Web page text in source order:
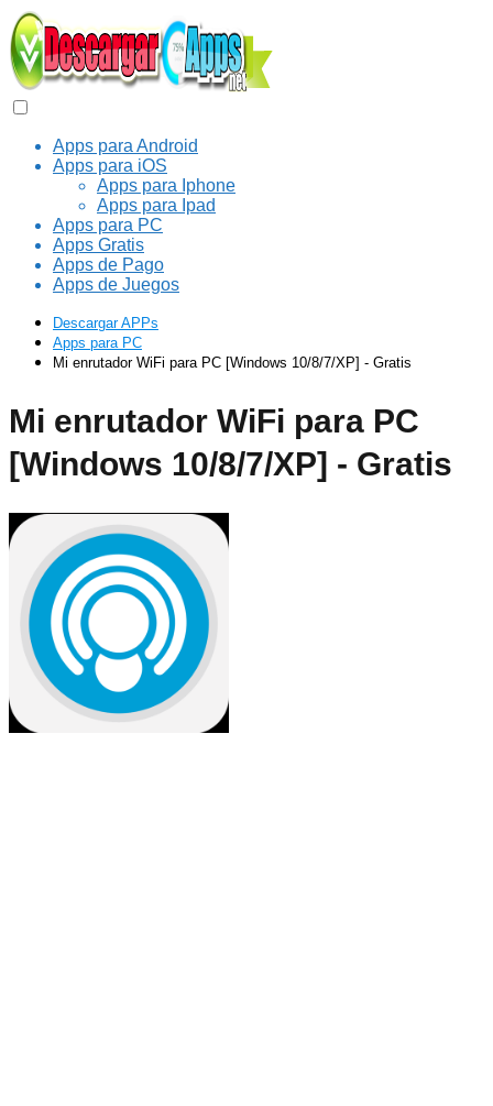
Apps para Android
Apps para iOS
Apps para Iphone
Apps para Ipad
Apps para PC
Apps Gratis
Apps de Pago
Apps de Juegos
Descargar APPs
Apps para PC
Mi enrutador WiFi para PC [Windows 10/8/7/XP] - Gratis
Mi enrutador WiFi para PC
[Windows 10/8/7/XP] - Gratis